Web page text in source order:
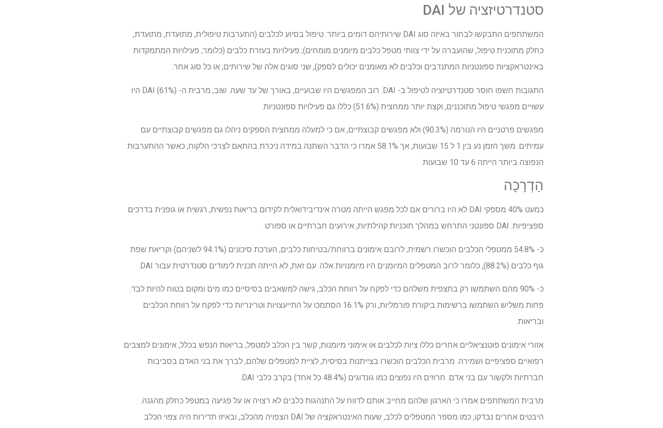
סטנדרטיזציה של DAI
המשתתפים התבקשו לבחור באיזה סוג DAI שירותיהם דומים ביותר: טיפול בסיוע לכלבים (התערבות טיפולית, מתועדת, מתועדת,
כחלק מתוכנית טיפול, שהועברה על ידי צוותי מטפל כלבים מיומנים מומחים); פעילויות בעזרת כלבים (כלומר, פעילויות המתמקדות
באינטראקציות ספונטניות המתנדבים וכלבים לא מאומנים יכולים לספק), שני סוגים אלה של שירותים; או כל סוג אחר.
התגובות חשפו חוסר סטנדרטיזציה לטיפול ב- DAI. רוב המפגשים היו שבועיים, באורך של עד שעה. שוב, מרבית ה- DAI (61%) היו
עשויים מפגשי טיפול מתוכננים, וקצת יותר ממחצית (51.6%) כללו גם פעילויות ספונטניות.
מפגשים פרטניים היו הנורמה (90.3%) ולא מפגשים קבוצתיים, אם כי למעלה ממחצית הספקים ניהלו גם מפגשים קבוצתיים עם
עמיתים. משך הזמן נע בין 1 ל 15 שבועות, אך 58.1% אמרו כי הדבר השתנה במידה ניכרת בהתאם לצרכי הלקוח, כאשר ההתערבות
הנפוצה ביותר הייתה 6 עד 10 שבועות.
הַדְרָכָה
כמעט 40% מספקי DAI לא היו ברורים אם לכל מפגש הייתה מטרה אינדיבידואלית לקידום בריאות נפשית, רגשית או גופנית בדרכים
ספציפיות. DAI ספונטני התרחש במהלך תוכניות קהילתיות, אירועים חברתיים או ספורט.
כ- 54.8% ממטפלי הכלבים הוכשרו רשמית; לרובם אימונים ברווחת/בטיחות כלבים, הערכת סיכונים (94.1% לשניהם) וקריאת שפת
גוף כלבים (88.2%), כלומר לרוב המטפלים המיומנים היו מיומנויות אלה. עם זאת, לא הייתה תכנית לימודים סטנדרטית עבור DAI.
כ- 90% מהם השתמשו רק בתצפית משלהם כדי לפקח על רווחת הכלב, גישה למשאבים בסיסיים כמו מים ומקום בטוח להיות לבד.
פחות משליש השתמשו ברשימות ביקורת פורמליות, ורק 16.1% הסתמכו על התייעצויות וטרינריות כדי לפקח על רווחת הכלבים
ובריאות.
אזורי אימונים פוטנציאליים אחרים כללו ציות לכלבים או אימוני מיומנות, קשר בין הכלב למטפל, בריאות הנפש בכלל, אימונים למצבים
רפואיים ספציפיים ושמירה. מרבית הכלבים הוכשרו בצייתנות בסיסית, לציית למטפלים שלהם, לברך את בני האדם בסביבות
חברתיות ולקשור עם בני אדם. חרוזים היו נפוצים כמו גונדוגים (48.4% כל אחד) בקרב כלבי DAI.
מרבית המשתתפים אמרו כי הארגון שלהם מחייב אותם לדווח על התנהגות כלבים לא רצויה או על פגיעה במטפל כחלק מהגנה.
היבטים אחרים נבדקו, כמו מספר המטפלים לכלב, שעות האינטראקציה של DAI הצפויה מהכלב, ובאיזו תדירות היה צפוי הכלב